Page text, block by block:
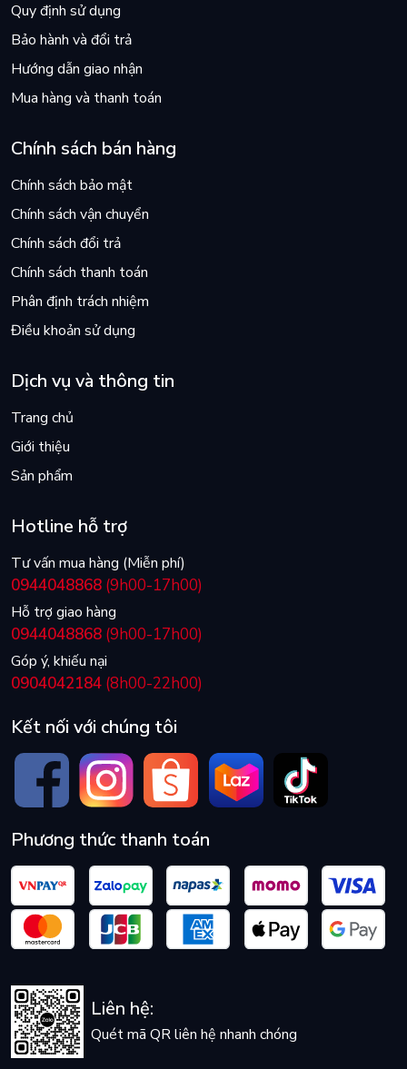
Quy định sử dụng
Bảo hành và đổi trả
Hướng dẫn giao nhận
Mua hàng và thanh toán
Chính sách bán hàng
Chính sách bảo mật
Chính sách vận chuyển
Chính sách đổi trả
Chính sách thanh toán
Phân định trách nhiệm
Điều khoản sử dụng
Dịch vụ và thông tin
Trang chủ
Giới thiệu
Sản phẩm
Hotline hỗ trợ
Tư vấn mua hàng (Miễn phí)
0944048868 (9h00-17h00)
Hỗ trợ giao hàng
0944048868 (9h00-17h00)
Góp ý, khiếu nại
0904042184 (8h00-22h00)
Kết nối với chúng tôi
Phương thức thanh toán
Liên hệ:
Quét mã QR liên hệ nhanh chóng